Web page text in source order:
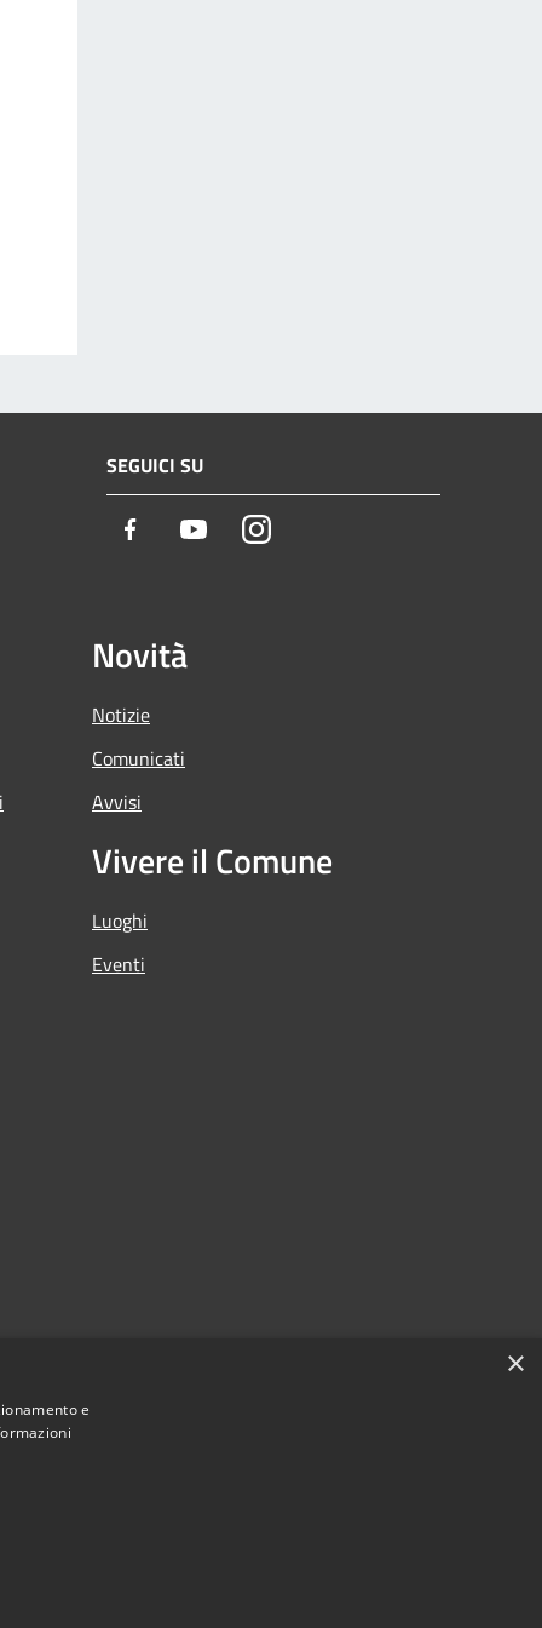
SEGUICI SU
Facebook YoutubeInstagram
Novità
Notizie
Comunicati
Avvisi
Vivere il Comune
Luoghi
Eventi
×
e